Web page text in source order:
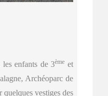
enfants de 3ème et
Archéoparc de
vestiges des